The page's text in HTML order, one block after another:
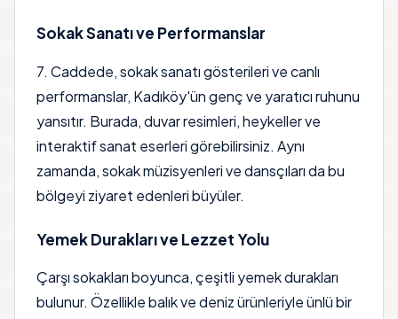
Sokak Sanatı ve Performanslar
7. Caddede, sokak sanatı gösterileri ve canlı
performanslar, Kadıköy'ün genç ve yaratıcı ruhunu
yansıtır. Burada, duvar resimleri, heykeller ve
interaktif sanat eserleri görebilirsiniz. Aynı
zamanda, sokak müzisyenleri ve dansçıları da bu
bölgeyi ziyaret edenleri büyüler.
Yemek Durakları ve Lezzet Yolu
Çarşı sokakları boyunca, çeşitli yemek durakları
bulunur. Özellikle balık ve deniz ürünleriyle ünlü bir